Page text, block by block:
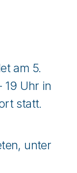
am 5.
19 Uhr in
statt.
unter